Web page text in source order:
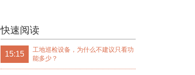
快速阅读
15:15
工地巡检设备，为什么不建议只看功
能多少？